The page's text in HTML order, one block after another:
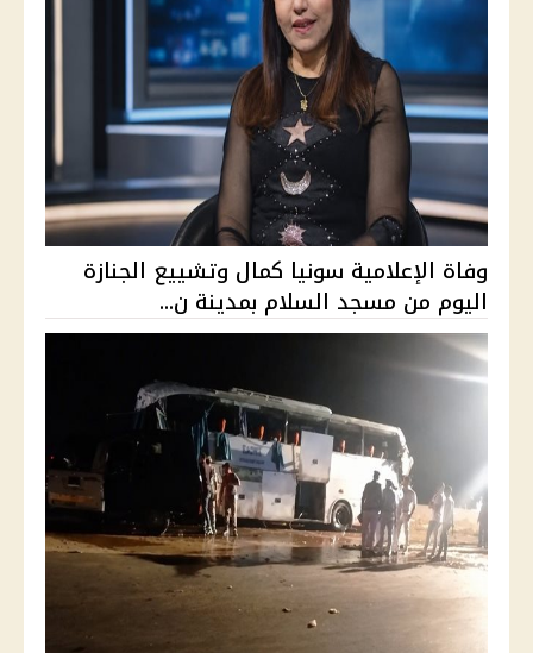
وفاة الإعلامية سونيا كمال وتشييع الجنازة
اليوم من مسجد السلام بمدينة ن...